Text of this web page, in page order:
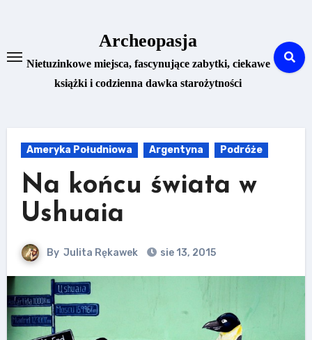
Archeopasja
Nietuzinkowe miejsca, fascynujące zabytki, ciekawe
książki i codzienna dawka starożytności
Ameryka Południowa Argentyna Podróże
Na końcu świata w
Ushuaia
By Julita Rękawek sie 13, 2015